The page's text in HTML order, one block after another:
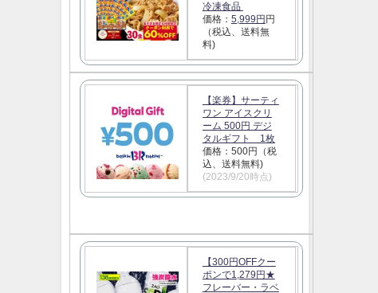
冷凍食品
価格： 5,999円 円
（税込、送料無
料)
【楽券】サーティ
ワン アイスクリ
ーム 500円 デジ
タルギフト 1枚
価格：500円（税
込、送料無料)
(2023/9/20時点)
【300円OFFクー
ポンで1,279円★
フレーバー・ラベ